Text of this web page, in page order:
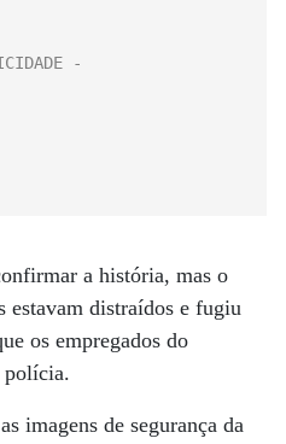
a história, mas o
estavam distraídos e fugiu
os empregados do
polícia.
imagens de segurança da